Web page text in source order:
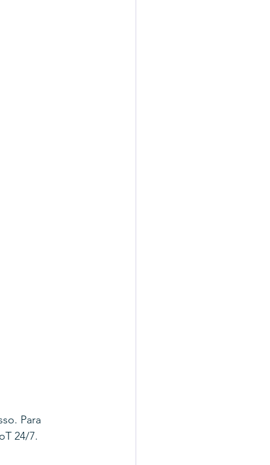
Para
24/7.